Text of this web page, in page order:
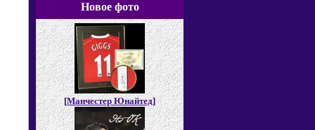
Новое фото
[Манчестер Юнайтед]